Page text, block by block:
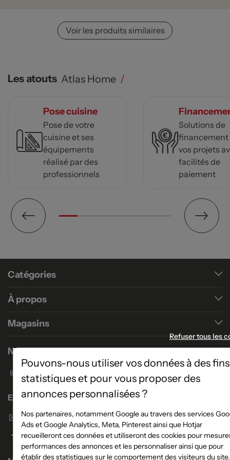
Voir les produits similaires
Les atouts Atlas Home /
Pose cuisine
Pose de votre
cuisine et ses
équipements
réalisé par des
professionnels
Solutions de
financement
vos projets
facilités de
paiement
Catégories
À propos
Magasins
Nous contacter
Formulaire de contact
Enseigne Atlas Home
Envoyer un email
Refuser tous les
Pouvons-nous utiliser vos données à des fins
statistiques et pour vous proposer des
annonces personnalisées ?
Nos partenaires, notamment Google au travers des services
Ads et Google Analytics, Meta, Pinterest ainsi que Hotjar
recueilleront ces données et utiliseront des cookies pour
performances des annonces et les personnaliser ainsi que pour
établir des statistiques sur le comportement des visiteurs du site.